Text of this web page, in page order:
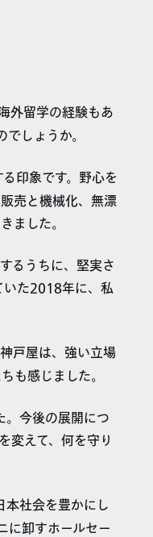
外留学の経験もあ
しょうか。
印象です。野心を
売と機械化、無漂
ました。
るうちに、堅実さ
いた2018年に、私
戸屋は、強い立場
も感じました。
。今後の展開につ
変えて、何を守り
社会を豊かにし
に卸すホールセー